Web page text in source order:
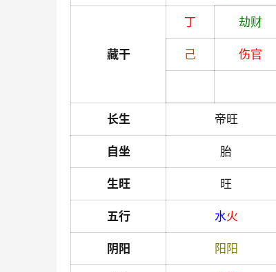
藏干
丁 劫财
己 伤官
长生 帝旺
自坐 胎
生旺 旺
五行 水火
阴阳 阳 阳